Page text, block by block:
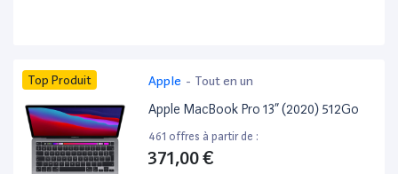
Top Produit Apple - Tout en un
Apple MacBook Pro 13” (2020) 512Go
461 offres à partir de :
371,00 €